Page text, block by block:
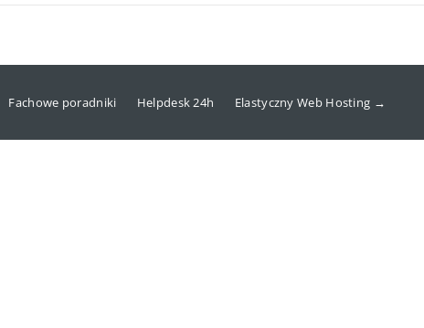
Fachowe poradniki Helpdesk 24h Elastyczny Web Hosting →